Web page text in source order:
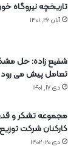
تاریخچه نیروگاه
آبان ۲۶, ۱۴۰۱
شفیع زاده: حل
تعامل پیش می رود
دی ۱۷, ۱۴۰۱
مجموعه تشکر و
کارکنان شرکت توزیع
دی ۲۰, ۱۴۰۲